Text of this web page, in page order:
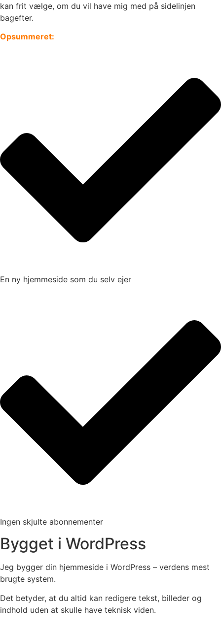
kan frit vælge, om du vil have mig med på sidelinjen
bagefter.
Opsummeret:
En ny hjemmeside som du selv ejer
Ingen skjulte abonnementer
Bygget i WordPress
Jeg bygger din hjemmeside i WordPress – verdens mest
brugte system.
Det betyder, at du altid kan redigere tekst, billeder og
indhold uden at skulle have teknisk viden.